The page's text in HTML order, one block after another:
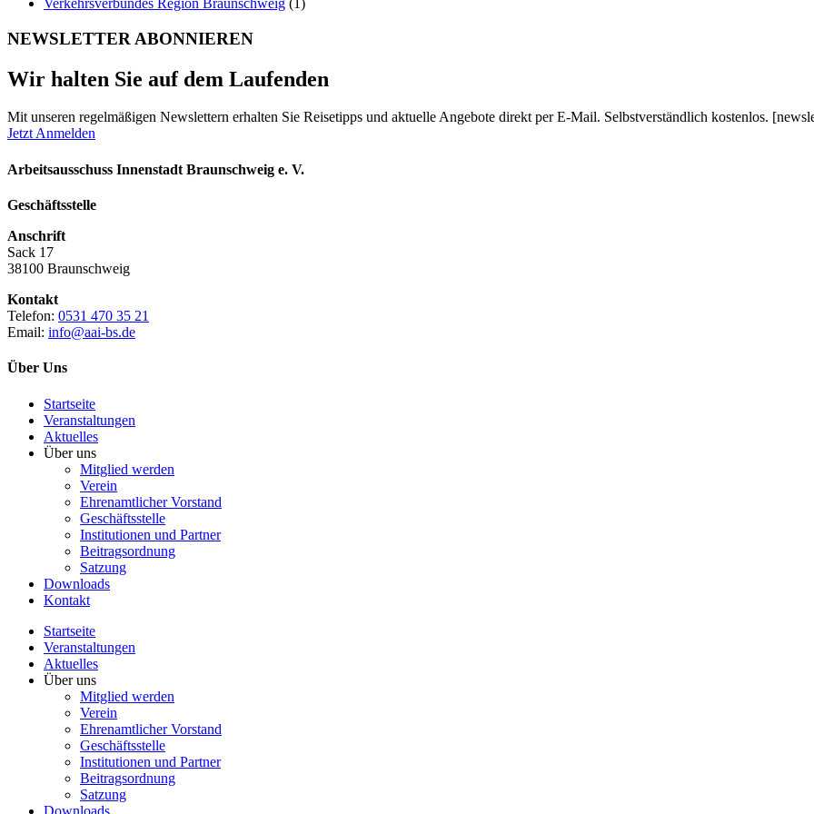
Verkehrsverbundes Region Braunschweig (1)
NEWSLETTER ABONNIEREN
Wir halten Sie auf dem Laufenden
Mit unseren regelmäßigen Newslettern erhalten Sie Reisetipps und aktuelle Angebote direkt per E-Mail. Selbstverständlich kostenlos.
Jetzt Anmelden
Arbeitsausschuss Innenstadt Braunschweig e. V.
Geschäftsstelle
Anschrift
Sack 17
38100 Braunschweig
Kontakt
Telefon: 0531 470 35 21
Email: info@aai-bs.de
Über Uns
Startseite
Veranstaltungen
Aktuelles
Über uns
Mitglied werden
Verein
Ehrenamtlicher Vorstand
Geschäftsstelle
Institutionen und Partner
Beitragsordnung
Satzung
Downloads
Kontakt
Startseite
Veranstaltungen
Aktuelles
Über uns
Mitglied werden
Verein
Ehrenamtlicher Vorstand
Geschäftsstelle
Institutionen und Partner
Beitragsordnung
Satzung
Downloads